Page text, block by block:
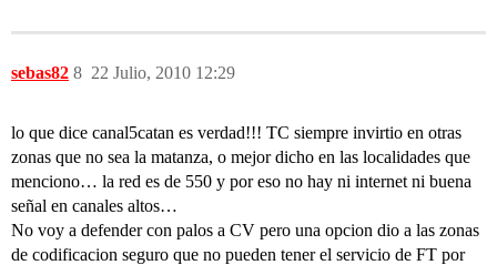
sebas82 22 Julio, 2010 12:29
8
lo que dice canal5catan es verdad!!! TC siempre invirtio en otras
zonas que no sea la matanza, o mejor dicho en las localidades que
menciono… la red es de 550 y por eso no hay ni internet ni buena
señal en canales altos…
No voy a defender con palos a CV pero una opcion dio a las zonas
de codificacion seguro que no pueden tener el servicio de FT por